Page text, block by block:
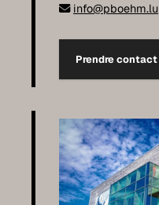
info@pboehm.lu
Prendre contact